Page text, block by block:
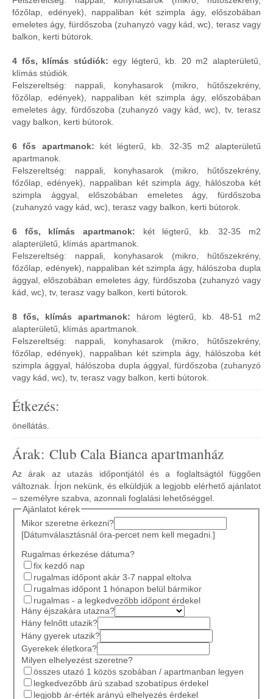
főzőlap, edények), nappaliban két szimpla ágy, előszobában
emeletes ágy, fürdőszoba (zuhanyzó vagy kád, wc), terasz vagy
balkon, kerti bútorok.
4 fős, klímás stúdiók: egy légterű, kb. 20 m2 alapterületű,
klímás stúdiók.
Felszereltség: nappali, konyhasarok (mikro, hűtőszekrény,
főzőlap, edények), nappaliban két szimpla ágy, előszobában
emeletes ágy, fürdőszoba (zuhanyzó vagy kád, wc), tv, terasz
vagy balkon, kerti bútorok.
6 fős apartmanok: két légterű, kb. 32-35 m2 alapterületű
apartmanok.
Felszereltség: nappali, konyhasarok (mikro, hűtőszekrény,
főzőlap, edények), nappaliban két szimpla ágy, hálószoba két
szimpla ággyal, előszobában emeletes ágy, fürdőszoba
(zuhanyzó vagy kád, wc), terasz vagy balkon, kerti bútorok.
6 fős, klímás apartmanok: két légterű, kb. 32-35 m2
alapterületű, klímás apartmanok.
Felszereltség: nappali, konyhasarok (mikro, hűtőszekrény,
főzőlap, edények), nappaliban két szimpla ágy, hálószoba dupla
ággyal, előszobában emeletes ágy, fürdőszoba (zuhanyzó vagy
kád, wc), tv, terasz vagy balkon, kerti bútorok.
8 fős, klímás apartmanok: három légterű, kb. 48-51 m2
alapterületű, klímás apartmanok.
Felszereltség: nappali, konyhasarok (mikro, hűtőszekrény,
főzőlap, edények), nappaliban két szimpla ágy, hálószoba két
szimpla ággyal, hálószoba dupla ággyal, fürdőszoba (zuhanyzó
vagy kád, wc), tv, terasz vagy balkon, kerti bútorok.
Étkezés:
önellátás.
Árak: Club Cala Bianca apartmanház
Az árak az utazás időpontjától és a foglaltságtól függően
változnak. Írjon nekünk, és elküldjük a legjobb elérhető ajánlatot
– személyre szabva, azonnali foglalási lehetőséggel.
Ajánlatot kérek
Mikor szeretne érkezni?
[Dátumválasztásnál óra-percet nem kell megadni.]
Rugalmas érkezése dátuma?
fix kezdő nap
rugalmas időpont akár 3-7 nappal eltolva
rugalmas időpont 1 hónapon belül bármikor
rugalmas - a legkedvezőbb időpont érdekel
Hány éjszakára utazna?
Hány felnőtt utazik?
Hány gyerek utazik?
Gyerekek életkora?
Milyen elhelyezést szeretne?
összes utazó 1 közös szobában / apartmanban legyen
legkedvezőbb árú szabad szobatípus érdekel
legjobb ár-érték arányú elhelyezés érdekel